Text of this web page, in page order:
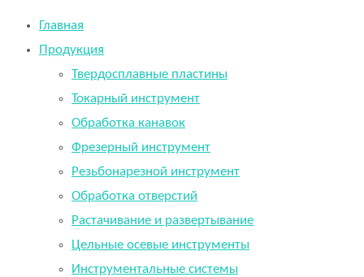
Главная
Продукция
Твердосплавные пластины
Токарный инструмент
Обработка канавок
Фрезерный инструмент
Резьбонарезной инструмент
Обработка отверстий
Растачивание и развертывание
Цельные осевые инструменты
Инструментальные системы